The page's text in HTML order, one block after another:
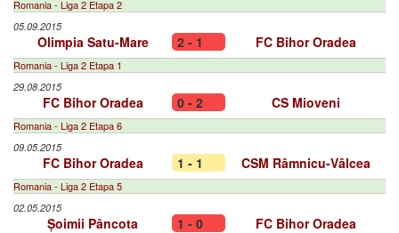
Romania - Liga 2 Etapa 2
05.09.2015
Olimpia Satu-Mare 2 - 1 FC Bihor Oradea
Romania - Liga 2 Etapa 1
29.08.2015
FC Bihor Oradea 0 - 2 CS Mioveni
Romania - Liga 2 Etapa 6
09.05.2015
FC Bihor Oradea 1 - 1 CSM Râmnicu-Vâlcea
Romania - Liga 2 Etapa 5
02.05.2015
Șoimii Pâncota 1 - 0 FC Bihor Oradea